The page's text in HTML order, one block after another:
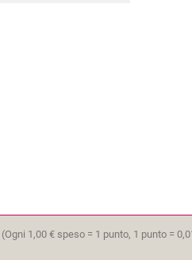
(Ogni 1,00 € speso = 1 punto, 1 punto =